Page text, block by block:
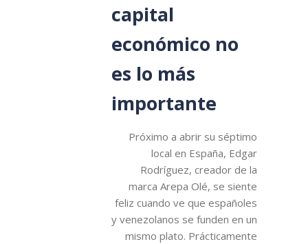
capital
económico no
es lo más
importante
Próximo a abrir su séptimo
local en España, Edgar
Rodríguez, creador de la
marca Arepa Olé, se siente
feliz cuando ve que españoles
y venezolanos se funden en un
mismo plato. Prácticamente